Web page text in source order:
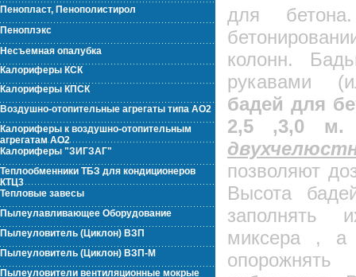
Пенопласт, Пенополистирол
Пеноплэкс
Несъемная опалубка
Калориферы КСК
Калориферы КПСК
Воздушно-отопительные агрегаты типа АО2
Калориферы к воздушно-отопительным
агрегатам АО2
Калориферы "ЗИГЗАГ"
Теплообменники ТБЗ для кондиционеров
КТЦ3
Тепловые завесы
Пылеулавливающее Оборудование
Пылеуловитель (Циклон) ВЗП
Пылеуловитель (Циклон) ВЗП-М
Пылеуловители вентиляционные мокрые
для
колонн.
рукавами
бадей для
2,5 ,3,0 м.
позволяют
Высота
заполнять
миксера , а